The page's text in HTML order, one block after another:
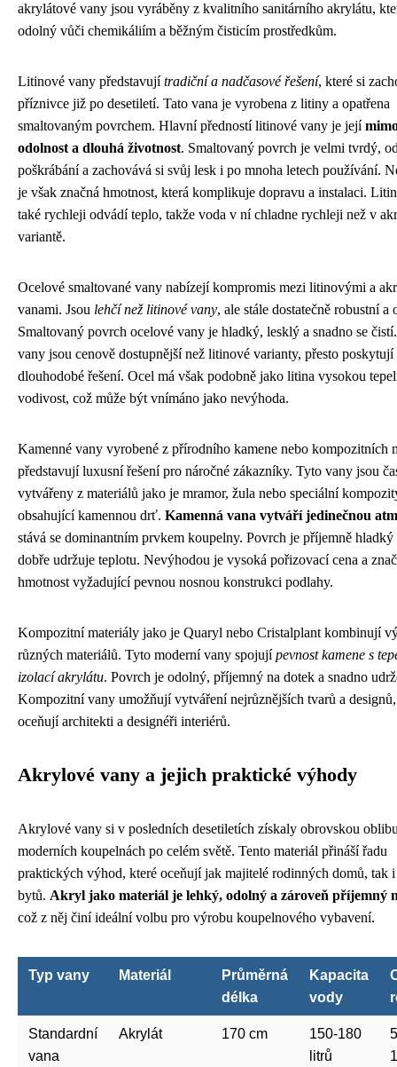
akrylátové vany jsou vyráběny z kvalitního sanitárního akrylátu,
odolný vůči chemikáliím a běžným čisticím prostředkům.
Litinové vany představujítradiční a nadčasové řešení, které si
příznivce již po desetiletí. Tato vana je vyrobena z litiny a opatřena
smaltovaným povrchem. Hlavní předností litinové vany je její
odolnost a dlouhá životnost. Smaltovaný povrch je velmi tvrdý,
poškrábání a zachovává si svůj lesk i po mnoha letech používání.
je však značná hmotnost, která komplikuje dopravu a instalaci.
také rychleji odvádí teplo, takže voda v ní chladne rychleji než v
variantě.
Ocelové smaltované vany nabízejí kompromis mezi litinovými a
vanami. Jsou lehčí než litinové vany, ale stále dostatečně robustní a
Smaltovaný povrch ocelové vany je hladký, lesklý a snadno se
vany jsou cenově dostupnější než litinové varianty, přesto
dlouhodobé řešení. Ocel má však podobně jako litina vysokou
vodivost, což může být vnímáno jako nevýhoda.
Kamenné vany vyrobené z přírodního kamene nebo kompozitních
představují luxusní řešení pro náročné zákazníky. Tyto vany jsou
vytvářeny z materiálů jako je mramor, žula nebo speciální
obsahující kamennou drť. Kamenná vana vytváří jedinečnou
stává se dominantním prvkem koupelny. Povrch je příjemně hladký
dobře udržuje teplotu. Nevýhodou je vysoká pořizovací cena a
hmotnost vyžadující pevnou nosnou konstrukci podlahy.
Kompozitní materiály jako je Quaryl nebo Cristalplant kombinují
různých materiálů. Tyto moderní vany spojujípevnost kamene s
izolací akrylátu. Povrch je odolný, příjemný na dotek a snadno
Kompozitní vany umožňují vytváření nejrůznějších tvarů a
oceňují architekti a designéři interiérů.
Akrylové vany a jejich praktické výhody
Akrylové vany si v posledních desetiletích získaly obrovskou
moderních koupelnách po celém světě. Tento materiál přináší řadu
praktických výhod, které oceňují jak majitelé rodinných domů, tak
bytů. Akryl jako materiál je lehký, odolný a zároveň příjemný
což z něj činí ideální volbu pro výrobu koupelnového vybavení.
Typ vany Materiál
Průměrná
délka
Kapacita
vody
Standardní
vana
Akrylát 170 cm
150-180
litrů